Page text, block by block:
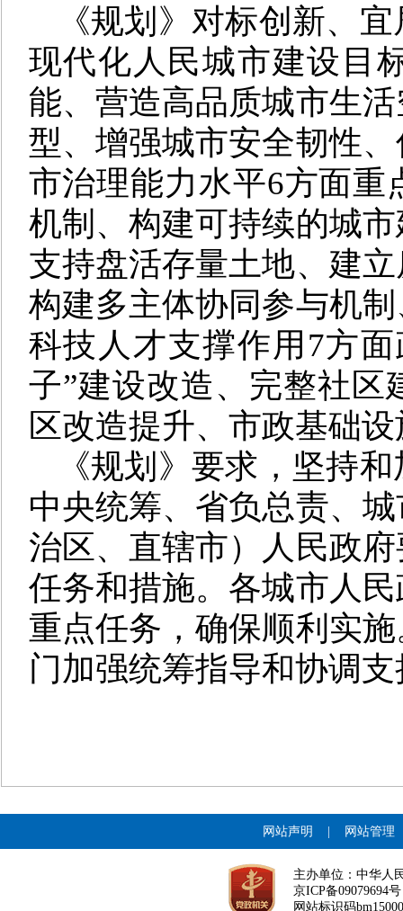
《规划》对标创新、
现代化人民城市建设目
能、营造高品质城市生
型、增强城市安全韧性
市治理能力水平6方面重
机制、构建可持续的城
支持盘活存量土地、建
构建多主体协同参与机
科技人才支撑作用7方
子”建设改造、完整社区
区改造提升、市政基础
《规划》要求，坚持
中央统筹、省负总责、
治区、直辖市）人民政
任务和措施。各城市人
重点任务，确保顺利实
门加强统筹指导和协调